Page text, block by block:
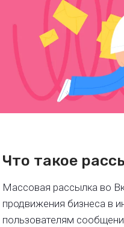
Что такое
Массовая рассылка во
продвижения бизнеса в
пользователям